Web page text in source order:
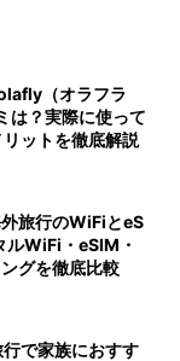
（オラフラ
は？実際に使って
ットを徹底解説
行のWiFiとeS
ルWiFi・eSIM・
グを徹底比較
行で家族におすす